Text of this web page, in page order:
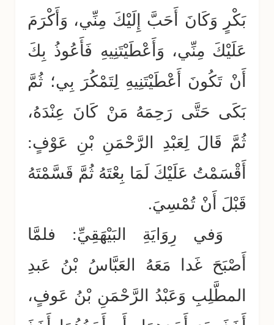
بَكْرٍ وَكَانَ أَحَبَّ إِلَيْكَ مِنِّي، وَأَكْرَمَ
عَلَيْكَ مِنِّي، وَأَعْطَيْتَنِيهِ فَأَعُوذُ بِكَ
أَنْ تَكُونَ أَعْطَيْتَنِيهِ لِتَمْكُرَ بِي؛ ثُمَّ
بَكَى حَتَّى رَحِمَهُ مَنْ كَانَ عِنْدَهُ،
ثُمَّ قَالَ لِعَبْدِ الرَّحْمَنِ بْنِ عَوْفٍ:
أَقْسَمْتُ عَلَيْكَ لَمَا بِعْتَهُ ثُمَّ قَسَّمْتَهُ
قَبْلَ أَنْ تُمْسِيَ.
وَفي رِوَايَةِ البَيْهَقِيِّ: فلمَّا
أَصْبَحَ غَدا مَعَهُ العَبَّاسُ بْنُ عَبدِ
المطَّلِبِ وَعَبْدُ الرَّحْمَنِ بْنُ عَوفٍ،